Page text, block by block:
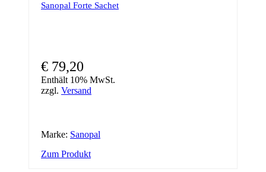
Sanopal Forte Sachet
€ 79,20
Enthält 10% MwSt.
zzgl. Versand
Marke: Sanopal
Zum Produkt